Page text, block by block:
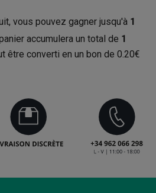
vous pouvez gagner jusqu'à 1
accumulera un total de 1
être converti en un bon de 0.20€